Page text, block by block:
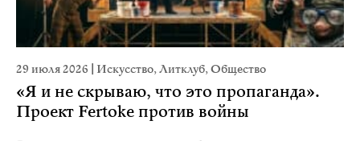
29 июля 2026 Искусство,Литклуб,Общество
«Я и не скрываю, что это пропаганда».
Проект Fertoke против войны